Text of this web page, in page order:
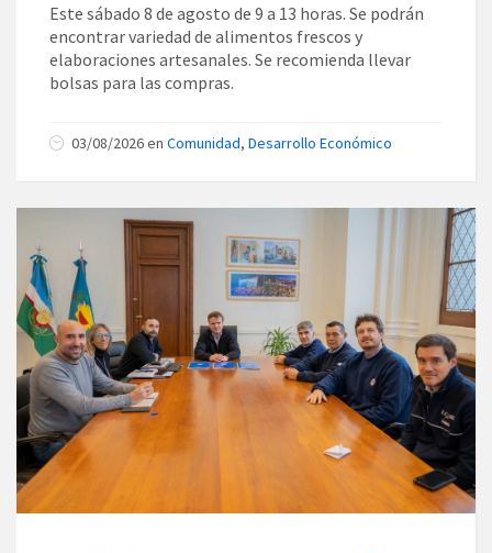
Este sábado 8 de agosto de 9 a 13 horas. Se podrán
encontrar variedad de alimentos frescos y
elaboraciones artesanales. Se recomienda llevar
bolsas para las compras.
03/08/2026en Comunidad, Desarrollo Económico